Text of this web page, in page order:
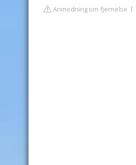
Anmodning om fjernelse